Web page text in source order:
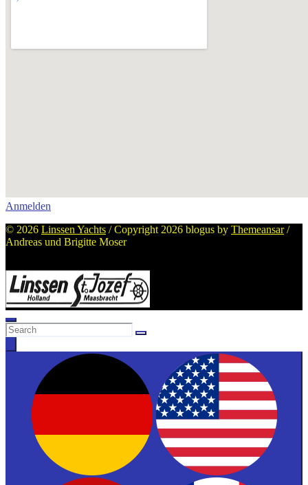
Anmelden
© 2026 Linssen Yachts / Copyright 2026 blogus by Themeansar/
Andreas und Brigitte Moser